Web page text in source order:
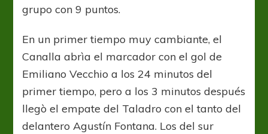
grupo con 9 puntos.
En un primer tiempo muy cambiante, el
Canalla abrìa el marcador con el gol de
Emiliano Vecchio a los 24 minutos del
primer tiempo, pero a los 3 minutos después
llegò el empate del Taladro con el tanto del
delantero Agustín Fontana. Los del sur